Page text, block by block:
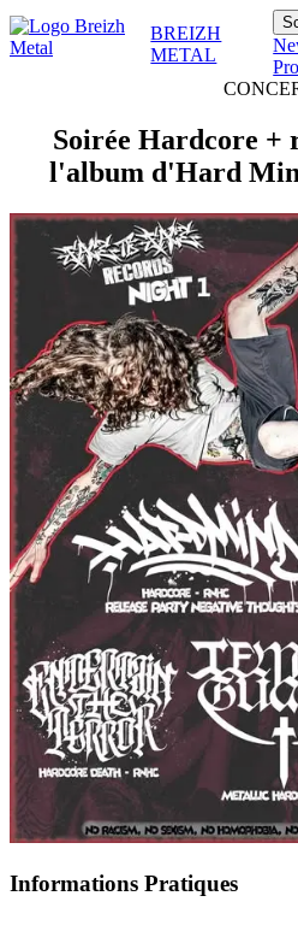
BREIZH
METAL
Soirée Hardcore +
l'album d'Hard
Informations Pratiques